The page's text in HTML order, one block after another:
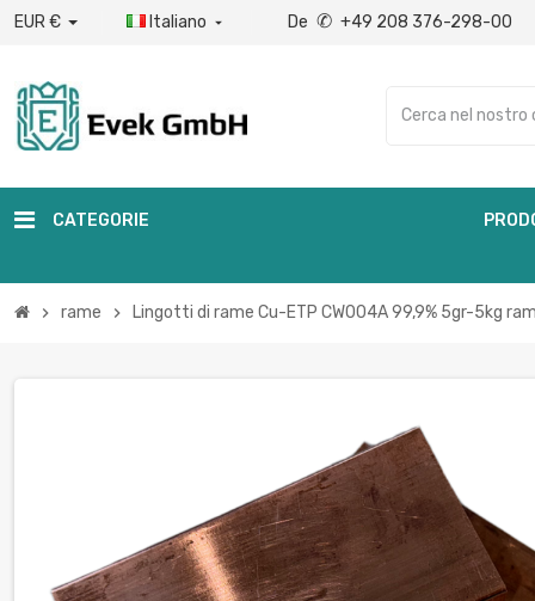
EUR € Italiano  De ✆ +49 208 376-298-00
CATEGORIE
chevron_right rame chevron_right Lingotti di rame Cu-ETP CW004A 99,9% 5gr-5kg